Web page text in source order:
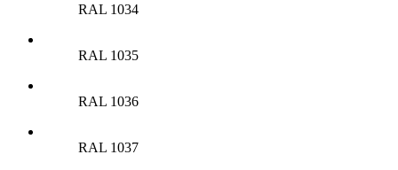
RAL 1034
RAL 1035
RAL 1036
RAL 1037